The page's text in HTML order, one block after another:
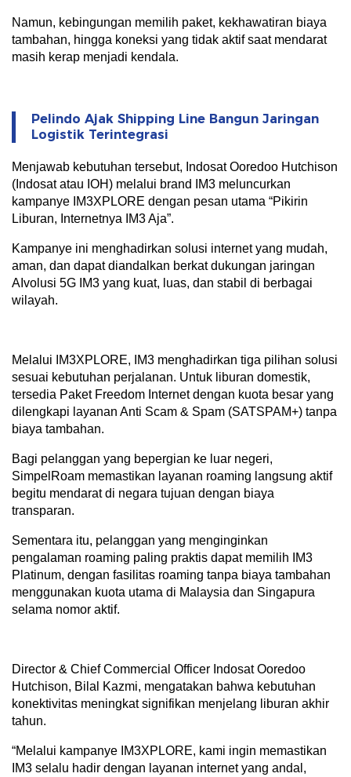
Namun, kebingungan memilih paket, kekhawatiran biaya
tambahan, hingga koneksi yang tidak aktif saat mendarat
masih kerap menjadi kendala.
Pelindo Ajak Shipping Line Bangun Jaringan
Logistik Terintegrasi
Menjawab kebutuhan tersebut, Indosat Ooredoo Hutchison
(Indosat atau IOH) melalui brand IM3 meluncurkan
kampanye IM3XPLORE dengan pesan utama “Pikirin
Liburan, Internetnya IM3 Aja”.
Kampanye ini menghadirkan solusi internet yang mudah,
aman, dan dapat diandalkan berkat dukungan jaringan
AIvolusi 5G IM3 yang kuat, luas, dan stabil di berbagai
wilayah.
Melalui IM3XPLORE, IM3 menghadirkan tiga pilihan solusi
sesuai kebutuhan perjalanan. Untuk liburan domestik,
tersedia Paket Freedom Internet dengan kuota besar yang
dilengkapi layanan Anti Scam & Spam (SATSPAM+) tanpa
biaya tambahan.
Bagi pelanggan yang bepergian ke luar negeri,
SimpelRoam memastikan layanan roaming langsung aktif
begitu mendarat di negara tujuan dengan biaya
transparan.
Sementara itu, pelanggan yang menginginkan
pengalaman roaming paling praktis dapat memilih IM3
Platinum, dengan fasilitas roaming tanpa biaya tambahan
menggunakan kuota utama di Malaysia dan Singapura
selama nomor aktif.
Director & Chief Commercial Officer Indosat Ooredoo
Hutchison, Bilal Kazmi, mengatakan bahwa kebutuhan
konektivitas meningkat signifikan menjelang liburan akhir
tahun.
“Melalui kampanye IM3XPLORE, kami ingin memastikan
IM3 selalu hadir dengan layanan internet yang andal,